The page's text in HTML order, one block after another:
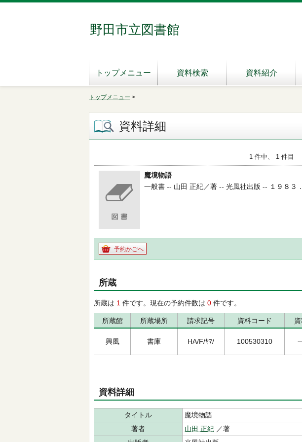
野田市立図書館
トップメニュー 資料検索 資料紹介
トップメニュー >
資料詳細
1 件中、 1 件目
魔境物語
一般書 -- 山田 正紀／著 -- 光風社出版 -- １９８３
予約かごへ
所蔵
所蔵は 1 件です。現在の予約件数は 0 件です。
所蔵館 所蔵場所 請求記号 資料コード
興風 書庫 HA/F/ﾔﾏ/ 100530310
資料詳細
タイトル
魔境物語
著者
山田 正紀 ／著